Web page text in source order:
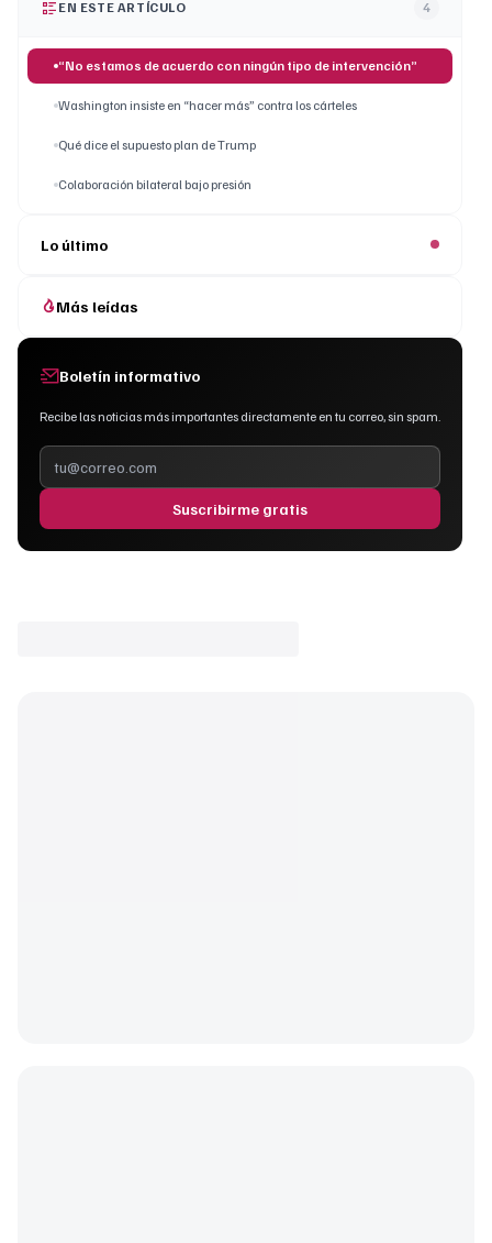
EN ESTE ARTÍCULO 4
“No estamos de acuerdo con ningún tipo de intervención”
Washington insiste en “hacer más” contra los cárteles
Qué dice el supuesto plan de Trump
Colaboración bilateral bajo presión
Lo último
Más leídas
Boletín informativo
Recibe las noticias más importantes directamente en tu correo, sin spam.
Suscribirme gratis